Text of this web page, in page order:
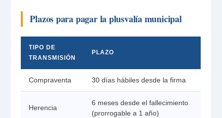
Plazos para pagar la plusvalía municipal
TIPO DE
TRANSMISIÓN
PLAZO
Compraventa 30 días hábiles desde la firma
Herencia
6 meses desde el fallecimiento
(prorrogable a 1 año)